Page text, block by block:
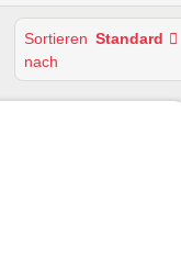
Sortieren
nach
Standard